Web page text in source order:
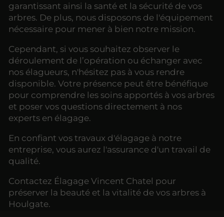
garantissant ainsi la santé et la sécurité de vos
arbres. De plus, nous disposons de l'équipement
nécessaire pour mener à bien notre mission.
Cependant, si vous souhaitez observer le
déroulement de l’opération ou échanger avec
nos élagueurs, n'hésitez pas à vous rendre
disponible. Votre présence peut être bénéfique
pour comprendre les soins apportés à vos arbres
et poser vos questions directement à nos
experts en élagage.
En confiant vos travaux d'élagage à notre
entreprise, vous aurez l'assurance d'un travail de
qualité.
Contactez Élagage Vincent Chatel pour
préserver la beauté et la vitalité de vos arbres à
Houlgate.